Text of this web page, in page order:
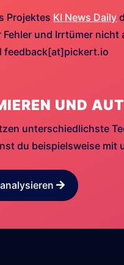
Projektes KI News Daily
und Irrtümer
feedback[at]pickert.io
UND
unterschiedlichste
du beispielsweise mit